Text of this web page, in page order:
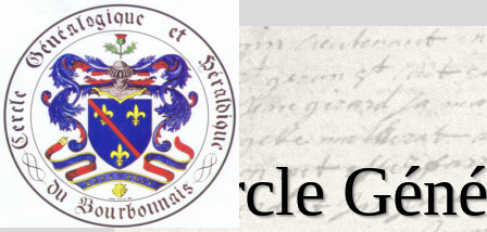
Aller au contenu
Cercle